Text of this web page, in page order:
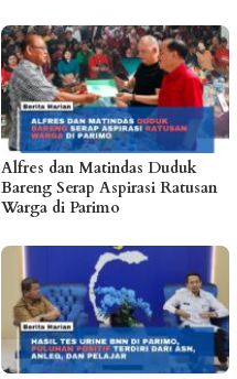
Alfres dan Matindas Duduk
Bareng Serap Aspirasi Ratusan
Warga di Parimo